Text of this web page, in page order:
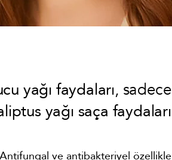
yağı faydaları,
yağı saça faydaları
ve antibakteriyel